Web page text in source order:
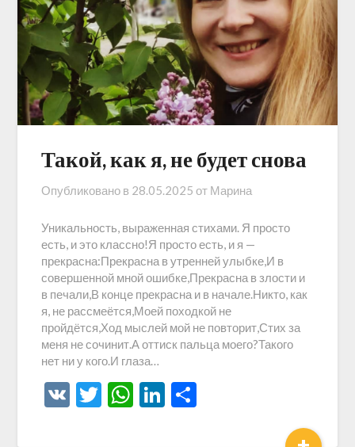
Такой, как я, не будет снова
Опубликовано в 28.05.2025 от Марина
Уникальность, выраженная стихами. Я просто
есть, и это классно!Я просто есть, и я —
прекрасна:Прекрасна в утренней улыбке,И в
совершенной мной ошибке,Прекрасна в злости и
в печали,В конце прекрасна и в начале.Никто, как
я, не рассмеётся,Моей походкой не
пройдётся,Ход мыслей мой не повторит,Стих за
меня не сочинит.А оттиск пальца моего?Такого
нет ни у кого.И глаза…
VK Twitter
WhatsApp
LinkedIn